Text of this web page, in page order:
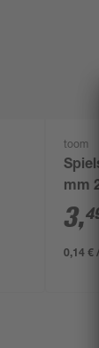
toom
mm
3,49
0,14 €